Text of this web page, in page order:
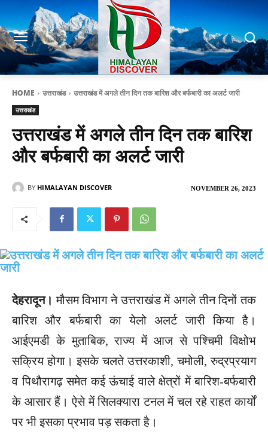
HOME उत्तराखंड उत्तराखंड में अगले तीन दिन तक बारिश और बर्फबारी का अलर्ट जारी
उत्तराखंड
उत्तराखंड में अगले तीन दिन तक बारिश
और बर्फबारी का अलर्ट जारी
NOVEMBER 26, 2023
BY HIMALAYAN DISCOVER
देहरादून। मौसम विभाग ने उत्तराखंड में अगले तीन दिनों तक
बारिश और बर्फबारी का येलो अलर्ट जारी किया है।
आईएमडी के मुताबिक, राज्य में आज से पश्चिमी विक्षोभ
सक्रिय होगा। इसके चलते उत्तरकाशी, चमोली, रुद्रप्रयाग
व पिथौरागढ़ समेत कई ऊंचाई वाले क्षेत्रों में बारिश-बर्फबारी
के आसार हैं। ऐसे में सिलक्यारा टनल में चल रहे राहत कार्यों
पर भी इसका प्रभाव पड़ सकता है।